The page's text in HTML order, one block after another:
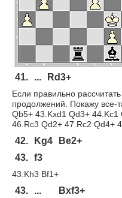
41. ... Rd3+
Если правильно
продолжений. Покажу все-
Qb5+ 43.Kxd1 Qd3+
46.Rc3 Qd2+ 47.Rc2 Qd4+
42. Kg4
Be2+
43. f3
43.Kh3 Bf1+
43. ...
Bxf3+